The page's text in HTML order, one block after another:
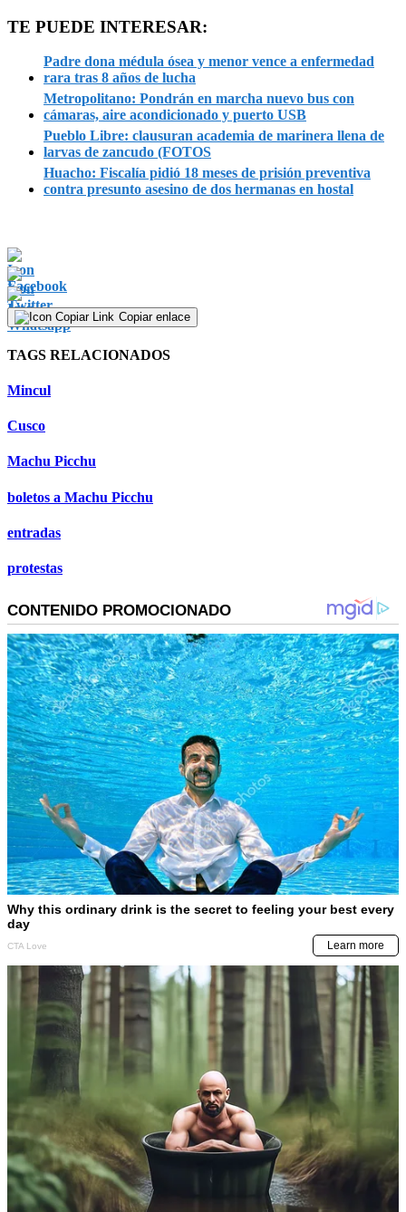
TE PUEDE INTERESAR:
Padre dona médula ósea y menor vence a enfermedad
rara tras 8 años de lucha
Metropolitano: Pondrán en marcha nuevo bus con
cámaras, aire acondicionado y puerto USB
Pueblo Libre: clausuran academia de marinera llena de
larvas de zancudo (FOTOS
Huacho: Fiscalía pidió 18 meses de prisión preventiva
contra presunto asesino de dos hermanas en hostal
Copiar enlace
TAGS RELACIONADOS
Mincul
Cusco
Machu Picchu
boletos a Machu Picchu
entradas
protestas